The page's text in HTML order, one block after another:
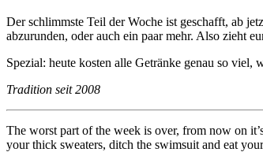
Der schlimmste Teil der Woche ist geschafft, ab
abzurunden, oder auch ein paar mehr. Also zieht
Spezial: heute kosten alle Getränke genau so viel,
Tradition seit 2008
The worst part of the week is over, from now on
your thick sweaters, ditch the swimsuit and eat